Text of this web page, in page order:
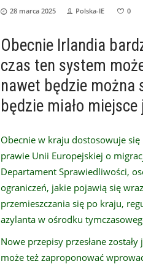
28 marca 2025 Polska-IE 0
Obecnie Irlandia
czas ten system
nawet będzie można
będzie miało
Obecnie w kraju dostosowuje
prawie Unii Europejskiej o
Departament Sprawiedliwości,
ograniczeń, jakie pojawią się
przemieszczania się po kraju,
azylanta w ośrodku
Nowe przepisy przesłane
może też zaproponować